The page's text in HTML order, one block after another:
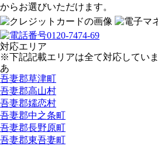
からお選びいただけます。
対応エリア
※下記記載エリアは全て対応してい
あ
吾妻郡草津町
吾妻郡高山村
吾妻郡嬬恋村
吾妻郡中之条町
吾妻郡長野原町
吾妻郡東吾妻町